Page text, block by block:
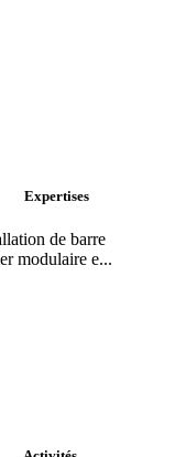
Expertises
de barre
modulaire e...